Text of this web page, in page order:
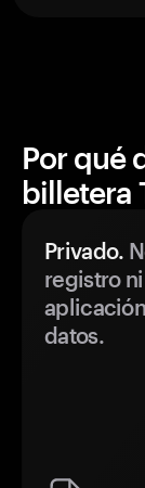
Por qué
billetera
Privado.
registro ni
datos.